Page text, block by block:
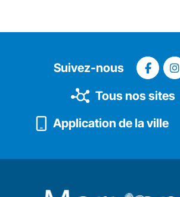
Suivez-nous
Tous nos sites
Application de la ville